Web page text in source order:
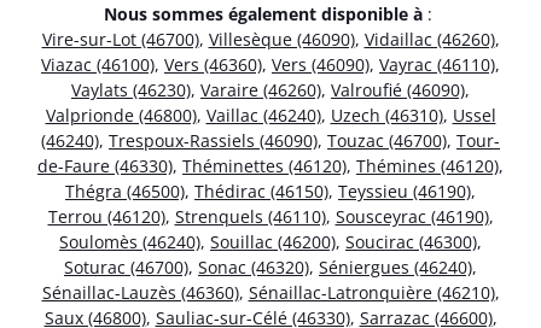
Nous sommes également disponible à :
Vire-sur-Lot (46700), Villesèque (46090), Vidaillac (46260),
Viazac (46100), Vers (46360), Vers (46090), Vayrac (46110),
Vaylats (46230), Varaire (46260), Valroufié (46090),
Valprionde (46800), Vaillac (46240), Uzech (46310), Ussel
(46240), Trespoux-Rassiels (46090), Touzac (46700), Tour-
de-Faure (46330), Théminettes (46120), Thémines (46120),
Thégra (46500), Thédirac (46150), Teyssieu (46190),
Terrou (46120), Strenquels (46110), Sousceyrac (46190),
Soulomès (46240), Souillac (46200), Soucirac (46300),
Soturac (46700), Sonac (46320), Séniergues (46240),
Sénaillac-Lauzès (46360), Sénaillac-Latronquière (46210),
Saux (46800), Sauliac-sur-Célé (46330), Sarrazac (46600),